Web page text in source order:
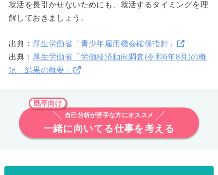
就活を長引かせないためにも、就活するタイミングを理
解しておきましょう。
出典： 厚生労働省「青少年雇用機会確保指針」
出典： 厚生労働省「労働経済動向調査(令和6年8月)の概
況 結果の概要」
既卒向け
自己分析が苦手な方にオススメ
一緒に向いてる仕事を考える